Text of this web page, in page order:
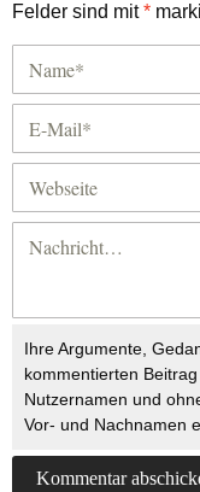
Felder sind mit*
Ihre Argumente,
kommentierten
Nutzernamen und
Vor- und Nachnamen